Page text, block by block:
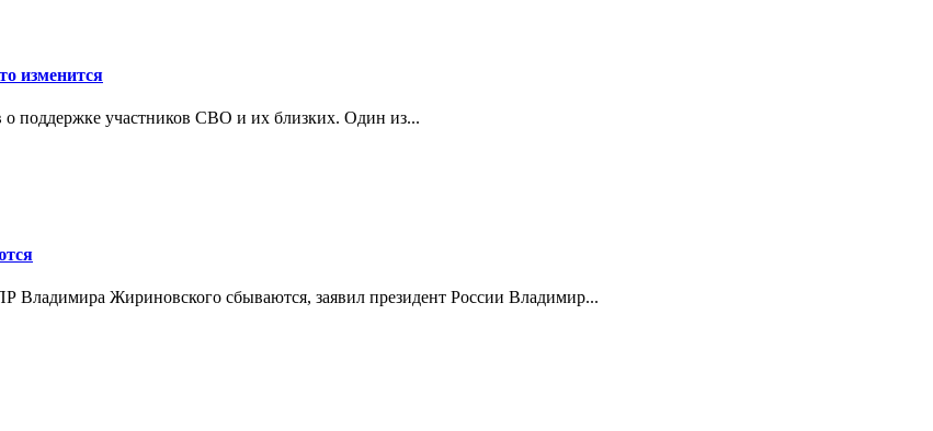
изменится
о поддержке участников СВО и их близких. Один из...
Владимира Жириновского сбываются, заявил президент России Владимир...